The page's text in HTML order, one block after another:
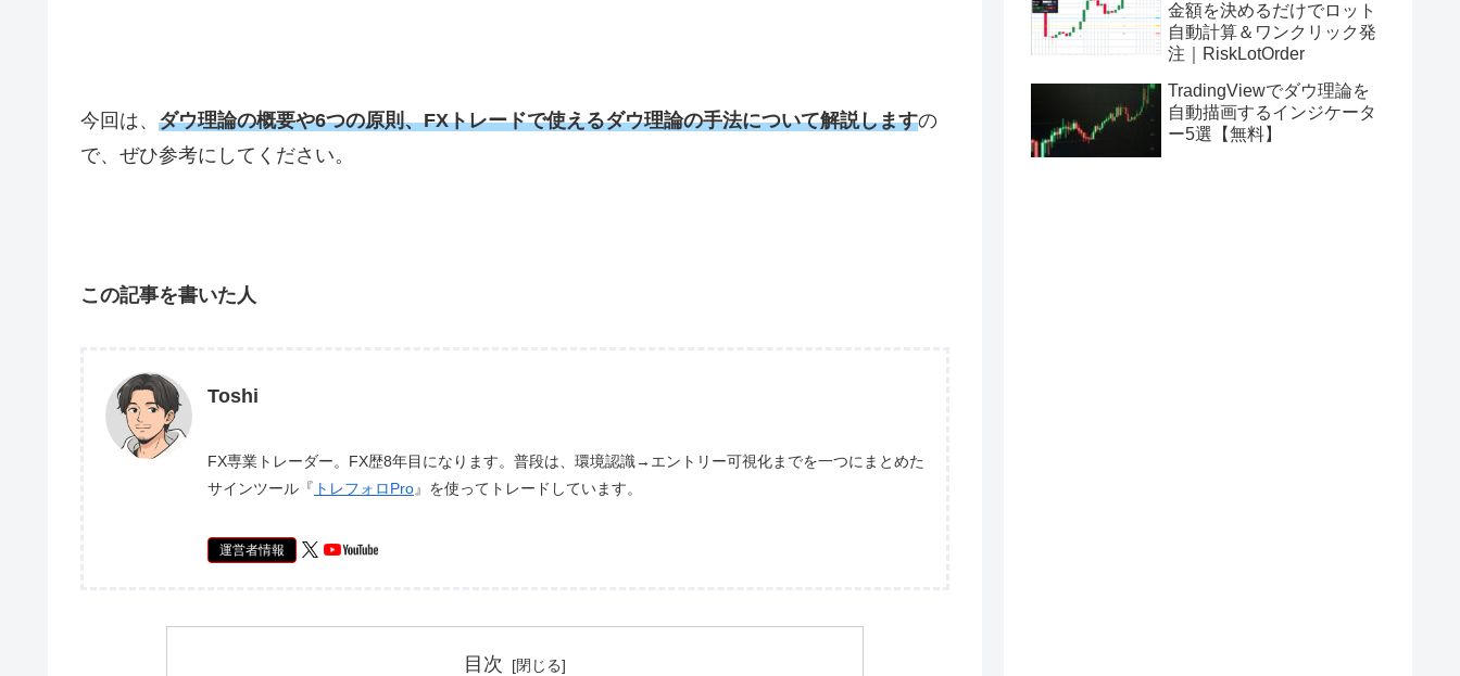
今回は、 ダウ理論の概要や6つの原則、FXトレードで使えるダウ理論の手法について解説しますの
で、ぜひ参考にしてください。
この記事を書いた人
Toshi
FX専業トレーダー。FX歴8年目になります。普段は、環境認識→エントリー可視化までを一つにまとめた
サインツール『 トレフォロPro』を使ってトレードしています。
運営者情報
目次
金額を決めるだけでロット
自動計算＆ワンクリック発
注｜RiskLotOrder
TradingViewでダウ理論を
自動描画するインジケータ
ー5選【無料】